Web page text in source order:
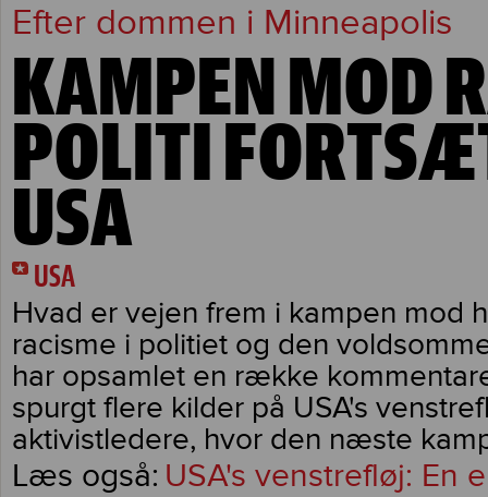
Efter dommen i Minneapolis
KAMPEN MOD
POLITI
USA
USA
Hvad er vejen frem i kampen mod
racisme i politiet og den
har opsamlet en række
spurgt flere kilder på USA's
aktivistledere, hvor den næste
USA's venstrefløj: En